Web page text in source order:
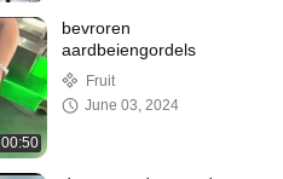
00:50
bevroren
aardbeiengordels
Fruit
June 03, 2024